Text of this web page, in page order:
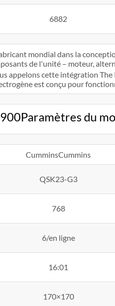
6882
mondial dans la
de l'unité – moteur,
appelons cette intégration The
est conçu pour
900Paramètres du
CumminsCummins
QSK23-G3
768
6/en ligne
16:01
170×170